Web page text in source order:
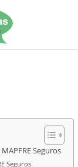
Seguros
Seguros